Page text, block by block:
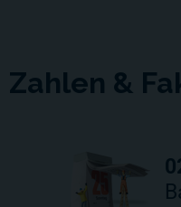
Zahlen &